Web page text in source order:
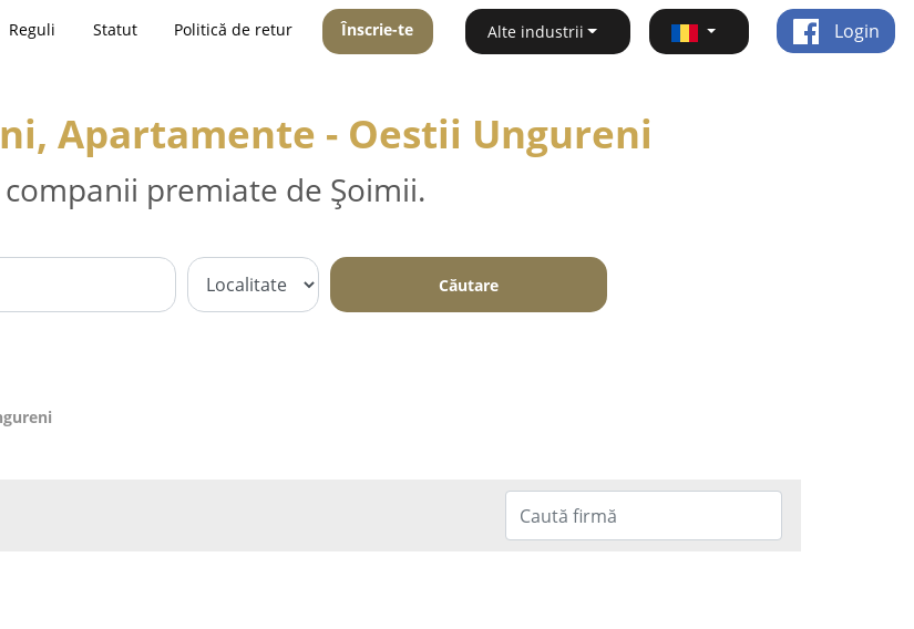
Reguli Statut Politică de retur Înscrie-te Alte industrii Login
Apartamente - Oestii Ungureni
premiate de Șoimii.
Căutare